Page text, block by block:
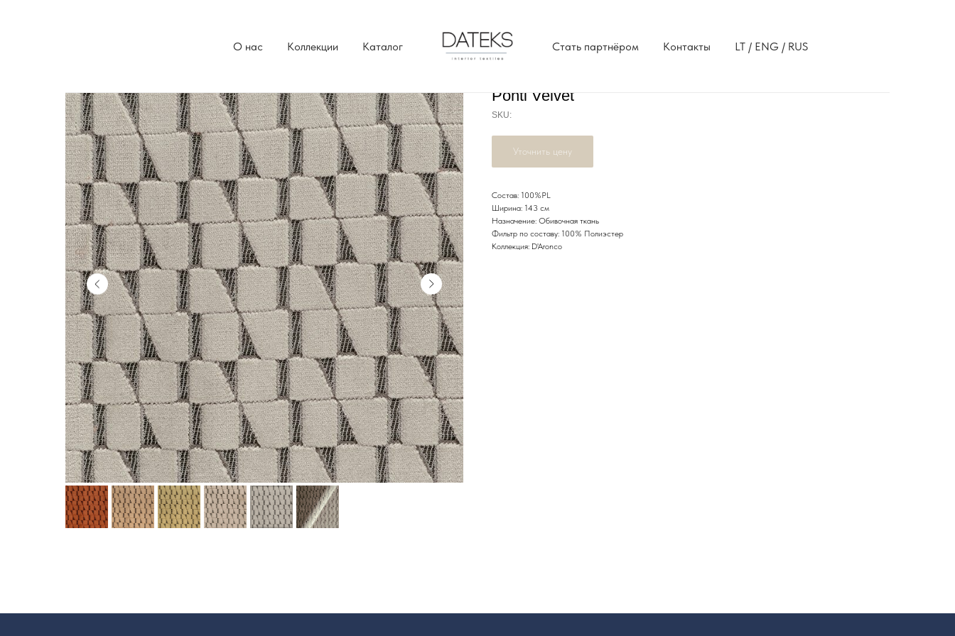
О нас Коллекции Каталог Стать партнёром Контакты LT / ENG / RUS
Ponti Velvet
SKU:
Уточнить цену
Состав: 100%PL
Ширина: 143 см
Назначение: Обивочная ткань
Фильтр по составу: 100% Полиэстер
Коллекция: D'Aronco